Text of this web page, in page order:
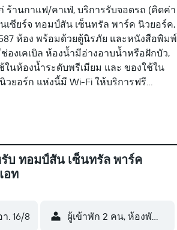
ร้านกาแฟ/คาเฟ่, บริการรับจอดรถ (คิดค่า
เซียร์จ ทอมป์สัน เซ็นทรัล พาร์ค นิวยอร์ค,
ห้อง พร้อมด้วยตู้นิรภัย และหนังสือพิมพ์
องเคเบิล ห้องน้ำมีอ่างอาบน้ำหรือฝักบัว,
ในห้องน้ำระดับพรีเมียม และ ของใช้ใน
วยอร์ก แห่งนี้มี Wi-Fi ให้บริการฟรี
าดทุกวัน สิ่งอำนวยความสะดวกด้าน
มถึง ฟิตเนส
บ ทอมป์สัน เซ็นทรัล พาร์ค
อท
า. 16/8 ผู้เข้าพัก 2 คน, ห้องพัก 1 ห้